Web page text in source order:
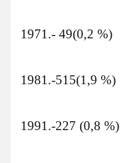
1971.- 49(0,2 %)
1981.-515(1,9 %)
1991.-227 (0,8 %)